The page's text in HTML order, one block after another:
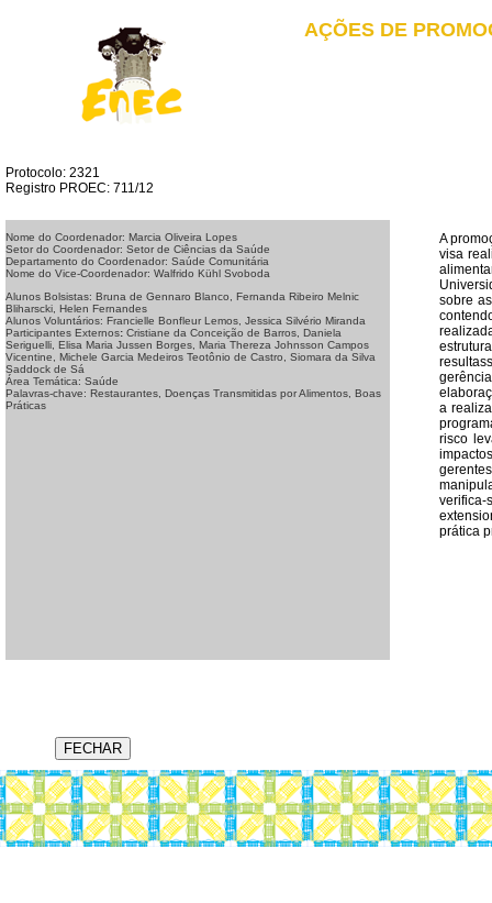
AÇÕES DE
Nome do Coordenador: Marcia Oliveira Lopes
Setor do Coordenador: Setor de Ciências da Saúde
Departamento do Coordenador: Saúde Comunitária
Nome do Vice-Coordenador: Walfrido Kühl Svoboda
Alunos Bolsistas: Bruna de Gennaro Blanco, Fernanda Ribeiro Melnic
Bliharscki, Helen Fernandes
Alunos Voluntários: Francielle Bonfleur Lemos, Jessica Silvério Miranda
Participantes Externos: Cristiane da Conceição de Barros, Daniela
Seriguelli, Elisa Maria Jussen Borges, Maria Thereza Johnsson Campos
Vicentine, Michele Garcia Medeiros Teotônio de Castro, Siomara da Silva
Saddock de Sá
Área Temática: Saúde
Palavras-chave: Restaurantes, Doenças Transmitidas por Alimentos, Boas
Práticas
A
visa
sobre
a
risco
prática
Protocolo: 2321
Registro PROEC: 711/12